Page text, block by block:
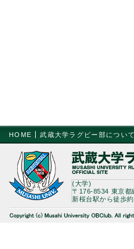
HOME 武蔵大学ラグビー部について
(大学)
〒176-8534 東京都
新桜台駅から徒歩